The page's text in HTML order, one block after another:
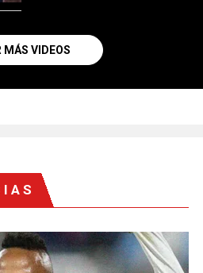
MÁS VIDEOS